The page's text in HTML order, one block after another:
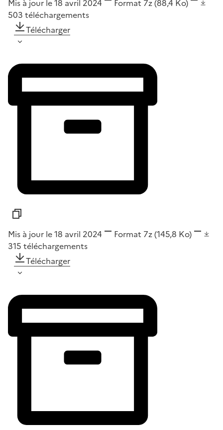
Mis à jour le 18 avril 2024 Format 7z(88,4 Ko)
503 téléchargements
Télécharger
Mis à jour le 18 avril 2024 Format 7z(145,8 Ko)
315 téléchargements
Télécharger